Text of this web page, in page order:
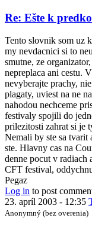
In
reply
to
Re:
Ešte
k
predkolu
Porty
v
Košiciach
-
by
Anonymný
(bez
overenia)
Re: Ešte k
Tento slovnik som uz
my nevdacnici si to
smutne, ze
nepreplaca ani cestu.
nevyberajte prachy,
plagaty, uviest na ne
nahodou nechceme
festivaly spojili do
prilezitosti zahrat si je
Nemali by ste sa tvarit
ste. Hlavny cas na
denne pocut v radiach
CFT festival,
Pegaz
Log in to post
23. apríl 2003 - 12:35
Anonymný (bez overenia)